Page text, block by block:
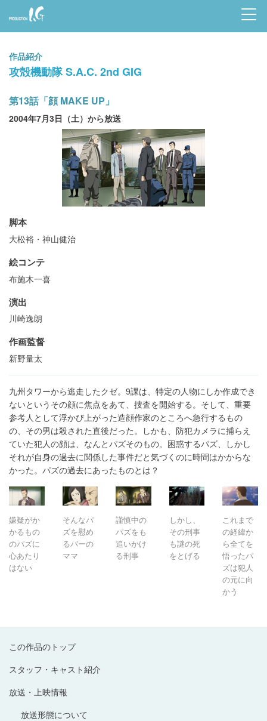
Prod
uctio
n I.G
作品紹介
攻殻機動隊 S.A.C. 2nd GIG
この作品のトップ
スタッフ・キャスト紹介
放送・上映情報
放送形態について
第13話「顔 MAKE UP」
2004年7月3日（土）から放送
脚本
大松裕・神山健治
絵コンテ
布施木一喜
演出
川崎逸朗
作画監督
新野量太
九州タワーから逃走したクゼ。9課は、特定の人物にしか作成でき
ないというその顔に焦点をあて、捜査を開始する。そして、重要
参考人として浮かび上がった造顔作家のところへ急行するもの
の、その男は殺された直後だった。しかも、防犯カメラに捕らえ
ていた犯人の顔は、なんとパズそのもの。困惑するパズ、しかし
それが自身の過去に関係した事件だと気づくのに時間はかからな
かった。パズの過去にあったものとは？
嫌疑がか
かるもの
のパズに
心あたり
はない
そんなパ
ズを慰め
るバーの
ママ
謹慎中の
パズをも
追いかけ
る刑事
しかし、
その刑事
も謎の死
をとげる
これまで
の経緯か
ら全てを
悟ったパ
ズは犯人
の元に向
かう